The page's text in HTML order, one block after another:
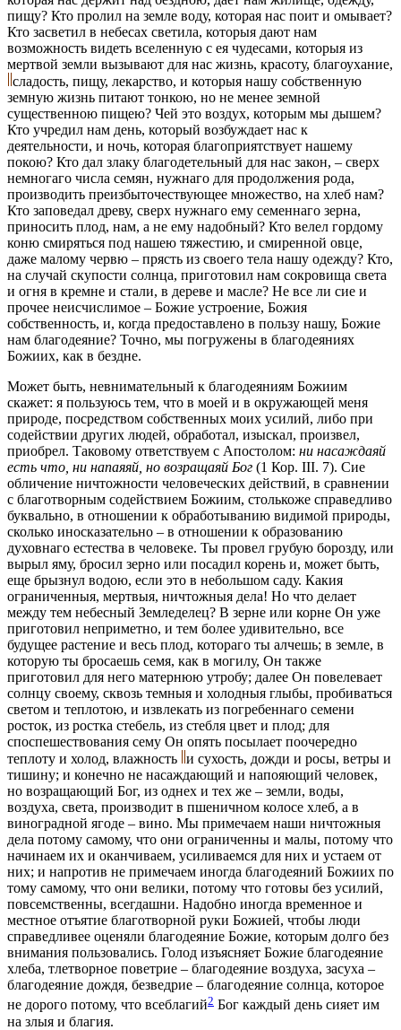
пищу? Кто пролил на земле воду, которая нас поит и омывает?
Кто засветил в небесах светила, которыя дают нам
возможность видеть вселенную с ея чудесами, которыя из
мертвой земли вызывают для нас жизнь, красоту, благоухание,
сладость, пищу, лекарство, и которыя нашу собственную
земную жизнь питают тонкою, но не менее земной
существенною пищею? Чей это воздух, которым мы дышем?
Кто учредил нам день, который возбуждает нас к
деятельности, и ночь, которая благоприятствует нашему
покою? Кто дал злаку благодетельный для нас закон, – сверх
немногаго числа семян, нужнаго для продолжения рода,
производить преизбыточествующее множество, на хлеб нам?
Кто заповедал древу, сверх нужнаго ему семеннаго зерна,
приносить плод, нам, а не ему надобный? Кто велел гордому
коню смиряться под нашею тяжестию, и смиренной овце,
даже малому червю – прясть из своего тела нашу одежду? Кто,
на случай скупости солнца, приготовил нам сокровища света
и огня в кремне и стали, в дереве и масле? Не все ли сиe и
прочее неисчислимое – Божие устроение, Божия
собственность, и, когда предоставлено в пользу нашу, Божие
нам благодеяние? Точно, мы погружены в благодеяниях
Божиих, как в бездне.
Может быть, невнимательный к благодеяниям Божиим
скажет: я пользуюсь тем, что в моей и в окружающей меня
природе, посредством собственных моих усилий, либо при
содействии других людей, обработал, изыскал, произвел,
приобрел. Таковому ответствуем с Апостолом: ни насаждаяй
есть что, ни напаяяй, но возращаяй Бог (1 Кор. III. 7). Cиe
обличение ничтожности человеческих действий, в сравнении
с благотворным содействием Божиим, столькоже справедливо
буквально, в oтношении к обработыванию видимой природы,
сколько иносказательно – в отношении к образованию
духовнаго естества в человеке. Ты провел грубую борозду, или
вырыл яму, бросил зерно или посадил корень и, может быть,
еще брызнул водою, если это в небольшом саду. Какия
ограниченныя, мертвыя, ничтожныя дела! Но что делает
между тем небесный Земледелец? В зерне или корне Он уже
приготовил неприметно, и тем более удивительно, все
будущее растение и весь плод, котораго ты алчешь; в земле, в
которую ты бросаешь семя, как в могилу, Он также
приготовил для него матернюю утробу; далее Он повелевает
солнцу своему, сквозь темныя и холодныя глыбы, пробиваться
светом и теплотою, и извлекать из погребеннаго семени
росток, из ростка стебель, из стебля цвет и плод; для
споспешествования сему Он опять посылает поочередно
теплоту и холод, влажность и сухость, дожди и росы, ветры и
тишину; и конечно не насаждающий и напояющий человек,
но возращающий Бог, из однех и тех же – земли, воды,
воздуха, света, производит в пшеничном колосе хлеб, а в
виноградной ягоде – вино. Мы примечаем наши ничтожныя
дела потому самому, что они ограниченны и малы, потому что
начинаем их и оканчиваем, усиливаемся для них и устаем от
них; и напротив не примечаем иногда благодеяний Божиих по
тому самому, что они велики, потому что готовы без усилий,
повсемственны, всегдашни. Надобно иногда временное и
местное отъятие благотворной руки Божией, чтобы люди
справедливее оценяли благодеяние Божие, которым долго без
внимания пользовались. Голод изъясняет Божие благодеяние
хлеба, тлетворное поветрие – благодеяние воздуха, засуха –
благодеяние дождя, безведрие – благодеяние солнца, которое
не дорого потому, что всеблагий2 Бог каждый день сияет им
на злыя и благия.